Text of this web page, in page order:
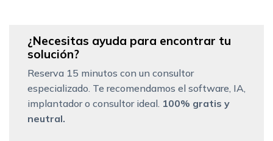
¿Necesitas ayuda para encontrar tu
solución?
Reserva 15 minutos con un consultor
especializado. Te recomendamos el software, IA,
implantador o consultor ideal. 100% gratis y
neutral.